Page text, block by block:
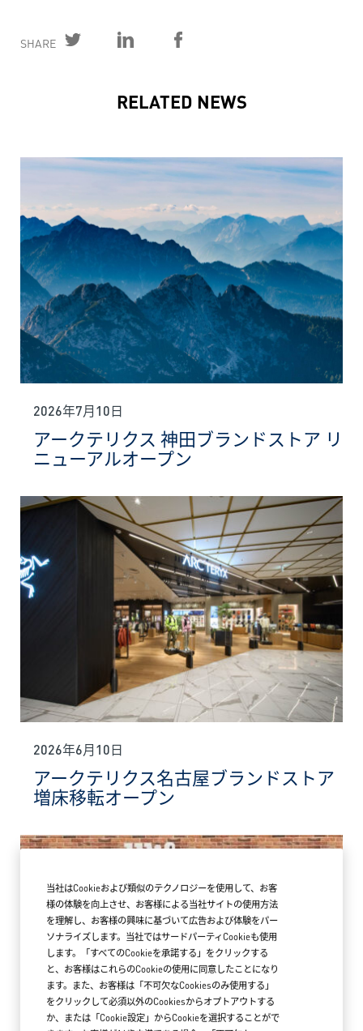
SHARE
RELATED NEWS
2026年7月10日
アークテリクス 神田ブランドストア リ
ニューアルオープン
2026年6月10日
アークテリクス名古屋ブランドストア
増床移転オープン
当社はCookieおよび類似のテクノロジーを使用して、お客
様の体験を向上させ、お客様による当社サイトの使用方法
を理解し、お客様の興味に基づいて広告および体験をパー
ソナライズします。当社ではサードパーティCookieも使用
します。「すべてのCookieを承諾する」をクリックする
と、お客様はこれらのCookieの使用に同意したことになり
ます。また、お客様は「不可欠なCookiesのみ使用する」
をクリックして必須以外のCookiesからオプトアウトする
か、または「Cookie設定」からCookieを選択することがで